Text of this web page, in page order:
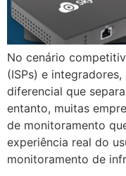
No cenário
(ISPs) e
diferencial que
entanto, muitas
de monitoramento
experiência real do
monitoramento de